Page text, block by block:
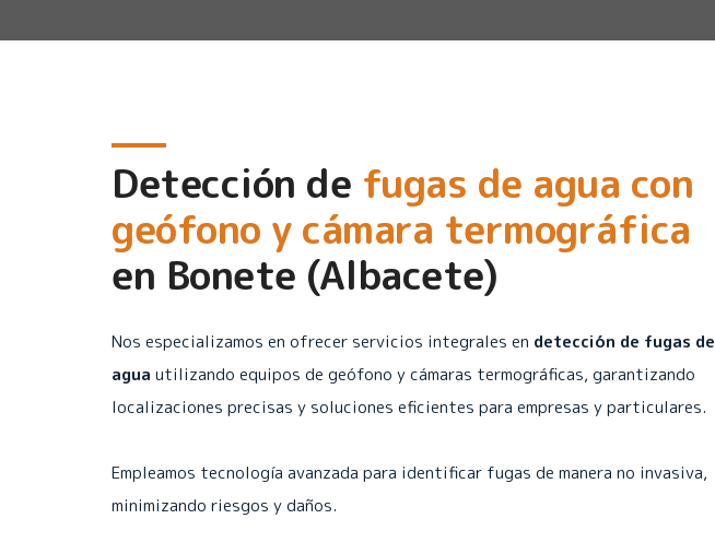
Detección de fugas de agua con
geófono y cámara termográfica
en Bonete (Albacete)
Nos especializamos en ofrecer servicios integrales en detección de fugas de
agua utilizando equipos de geófono y cámaras termográficas, garantizando
localizaciones precisas y soluciones eficientes para empresas y particulares.
Empleamos tecnología avanzada para identificar fugas de manera no invasiva,
minimizando riesgos y daños.